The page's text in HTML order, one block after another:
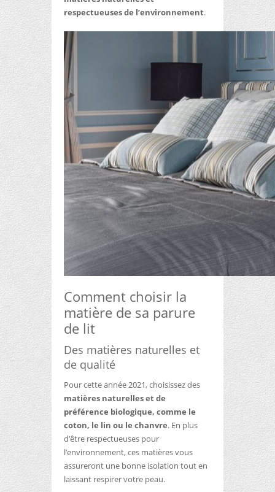
respectueuses de l’environnement.
Comment choisir la
matière de sa parure
de lit
Des matières naturelles et
de qualité
Pour cette année 2021, choisissez des
matières naturelles et de
préférence biologique, comme le
coton, le lin ou le chanvre. En plus
d’être respectueuses pour
l’environnement, ces matières vous
assureront une bonne isolation tout en
laissant respirer votre peau.